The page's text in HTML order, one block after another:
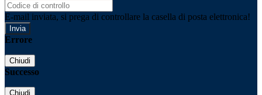
E-mail inviata, si prega di controllare la casella di posta elettronica!
Errore
Chiudi
Successo
Chiudi